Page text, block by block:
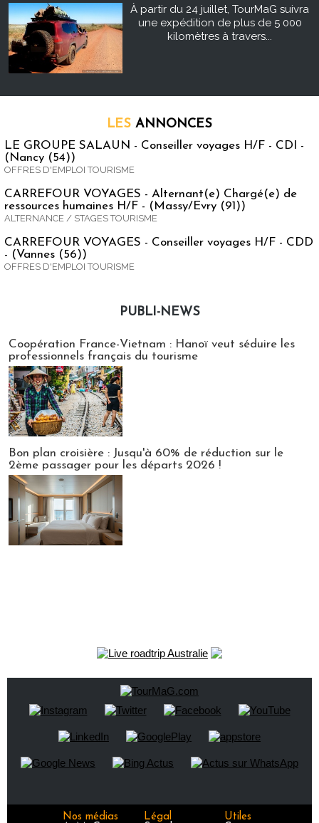
À partir du 24 juillet, TourMaG suivra
une expédition de plus de 5 000
kilomètres à travers...
LES ANNONCES
LE GROUPE SALAUN - Conseiller voyages H/F - CDI -
(Nancy (54))
OFFRES D'EMPLOI TOURISME
CARREFOUR VOYAGES - Alternant(e) Chargé(e) de
ressources humaines H/F - (Massy/Evry (91))
ALTERNANCE / STAGES TOURISME
CARREFOUR VOYAGES - Conseiller voyages H/F - CDD
- (Vannes (56))
OFFRES D'EMPLOI TOURISME
PUBLI-NEWS
Coopération France-Vietnam : Hanoï veut séduire les
professionnels français du tourisme
Bon plan croisière : Jusqu'à 60% de réduction sur le
2ème passager pour les départs 2026 !
Nos médias
Légal
Utiles